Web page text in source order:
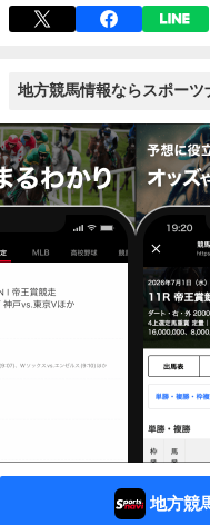
地方競馬情報ならスポーツ
地方競